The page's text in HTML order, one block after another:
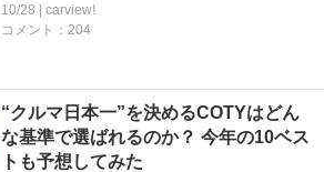
10/28 | carview!
コメント：204
“クルマ日本一”を決めるCOTYはどん
な基準で選ばれるのか？ 今年の10ベス
トも予想してみた